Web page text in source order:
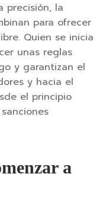
precisión, la
para ofrecer
Quien se inicia
unas reglas
y garantizan el
y hacia el
el principio
a